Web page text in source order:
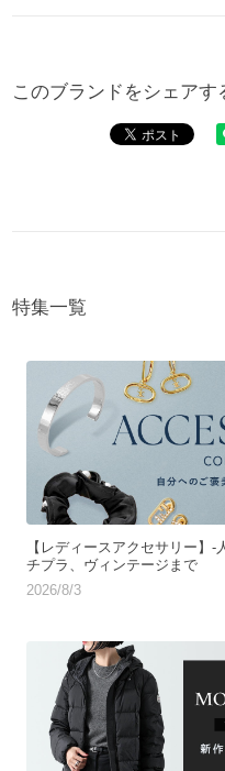
このブランドをシェアす
特集一覧
【レディースアクセサリー】
チプラ、ヴィンテージまで
2026/8/3